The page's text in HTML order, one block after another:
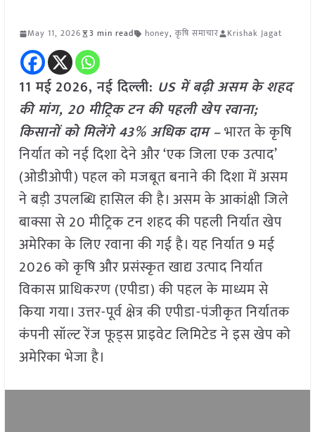
May 11, 2026 3 min read honey, कृषि समाचार Krishak Jagat
11 मई2026, नई दिल्ली: US में बढ़ी असम के शहद
की मांग, 20 मीट्रिक टन की पहली खेप रवाना;
किसानों को मिलेंगे 43% अधिक दाम –भारत के कृषि
निर्यात को नई दिशा देने और ‘एक जिला एक उत्पाद’
(ओडीओपी) पहल को मजबूत बनाने की दिशा में असम
ने बड़ी उपलब्धि हासिल की है। असम के आकांक्षी जिले
बाक्सा से 20 मीट्रिक टन शहद की पहली निर्यात खेप
अमेरिका के लिए रवाना की गई है। यह निर्यात 9 मई
2026 को कृषि और प्रसंस्कृत खाद्य उत्पाद निर्यात
विकास प्राधिकरण (एपीडा) की पहल के माध्यम से
किया गया। उत्तर-पूर्व क्षेत्र की एपीडा-पंजीकृत निर्यातक
कंपनी सॉल्ट रेंज फूड्स प्राइवेट लिमिटेड ने इस खेप को
अमेरिका भेजा है।